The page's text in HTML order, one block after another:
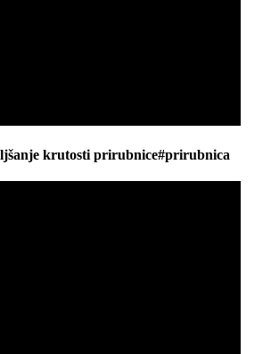
krutosti prirubnice#prirubnica